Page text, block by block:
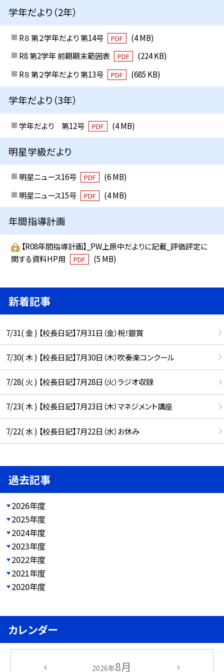
学年だより（2年）
R８ 第２学年だより 第14号 PDF
(4 MB)
R8 第2学年 前期期末範囲表
PDF
(224 KB)
R８ 第２学年だより 第13号
PDF (685 KB)
学年だより（3年）
学年だより 第12号 PDF (4 MB)
明星学級だより
明星ニュース16号 PDF
(6 MB)
明星ニュース15号
PDF (4 MB)
年間指導計画
【R08年間指導計画】_PW上原中だよりに記載_評価評定に
関する資料HP用
PDF (5 MB)
新着記事
7/31( 金 ) 【校長日記】7月31日（金）祝！銀賞
7/30( 木 ) 【校長日記】7月30日（木）吹奏楽コンクール
7/28( 火 ) 【校長日記】7月28日（火）ラジオ収録
7/23( 木 ) 【校長日記】7月23日（木）マネジメント講座
7/22( 水 ) 【校長日記】7月22日（水）お休み
過去記事
2026年度
2025年度
2024年度
2023年度
2022年度
2021年度
2020年度
カレンダー
2026年8月